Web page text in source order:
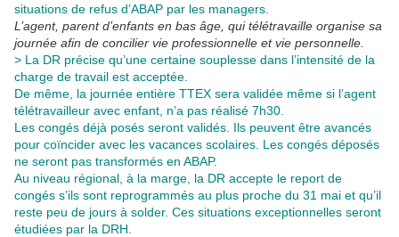
situations de refus d’ABAP par les managers.
L’agent, parent d’enfants en bas âge, qui télétravaille organise sa
journée afin de concilier vie professionnelle et vie personnelle.
> La DR précise qu’une certaine souplesse dans l’intensité de la
charge de travail est acceptée.
De même, la journée entière TTEX sera validée même si l’agent
télétravailleur avec enfant, n’a pas réalisé 7h30.
Les congés déjà posés seront validés. Ils peuvent être avancés
pour coïncider avec les vacances scolaires. Les congés déposés
ne seront pas transformés en ABAP.
Au niveau régional, à la marge, la DR accepte le report de
congés s’ils sont reprogrammés au plus proche du 31 mai et qu’il
reste peu de jours à solder. Ces situations exceptionnelles seront
étudiées par la DRH.